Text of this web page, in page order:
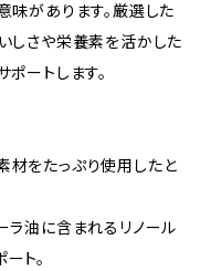
味があります。厳選した
しさや栄養素を活かした
ートします。
をたっぷり使用したと
ラ油に含まれるリノール
ト。